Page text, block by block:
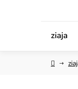
ziaja
Domů